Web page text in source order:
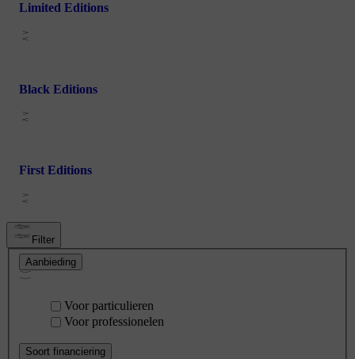
Limited Editions
Black Editions
First Editions
Filter
Aanbieding
Voor particulieren
Voor professionelen
Soort financiering